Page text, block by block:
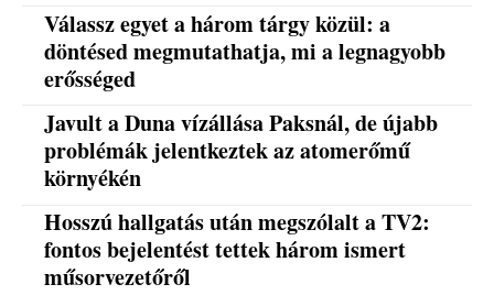
Válassz egyet a három tárgy közül: a
döntésed megmutathatja, mi a legnagyobb
erősséged
Javult a Duna vízállása Paksnál, de újabb
problémák jelentkeztek az atomerőmű
környékén
Hosszú hallgatás után megszólalt a TV2:
fontos bejelentést tettek három ismert
műsorvezetőről